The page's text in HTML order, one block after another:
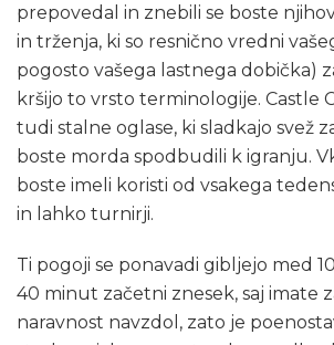
prepovedal in znebili se boste
in trženja, ki so resnično vredni
pogosto vašega lastnega dobička)
kršijo to vrsto terminologije. Castle
tudi stalne oglase, ki sladkajo svež
boste morda spodbudili k igranju.
boste imeli koristi od vsakega
in lahko turnirji.
Ti pogoji se ponavadi gibljejo med
40 minut začetni znesek, saj imate
naravnost navzdol, zato je